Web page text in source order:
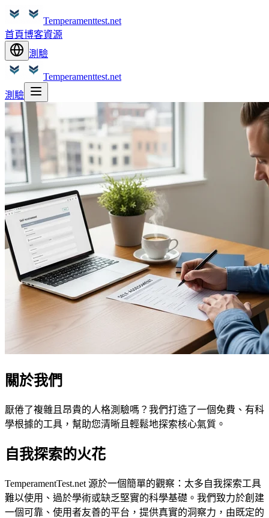
Temperamenttest.net
首頁博客資源
測驗
Temperamenttest.net
測驗
關於我們
厭倦了複雜且昂貴的人格測驗嗎？我們打造了一個免費、有科
學根據的工具，幫助您清晰且輕鬆地探索核心氣質。
自我探索的火花
TemperamentTest.net 源於一個簡單的觀察：太多自我探索工具
難以使用、過於學術或缺乏堅實的科學基礎。我們致力於創建
一個可靠、使用者友善的平台，提供真實的洞察力，由既定的